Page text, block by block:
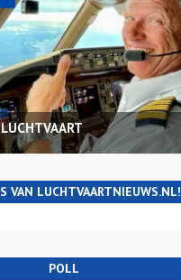
VAN LUCHTVAARTNIEUWS.NL!
POLL